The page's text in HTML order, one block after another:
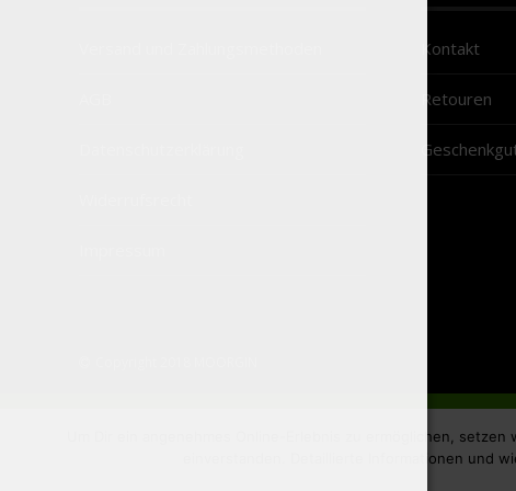
Kontakt
Retouren
Um Dir ein angenehmes Online-Erlebnis zu ermöglichen,
einverstanden. Detaillierte Informationen und